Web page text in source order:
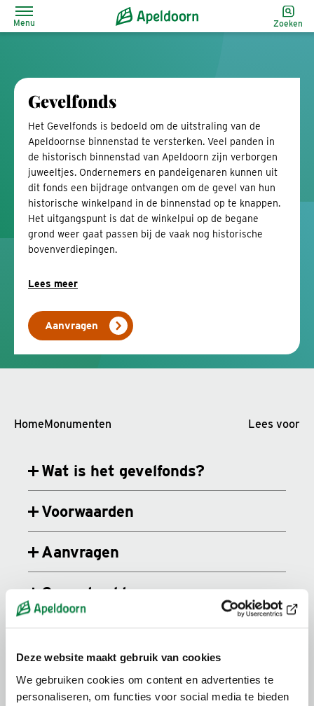
Deze website maakt gebruik van cookies
We gebruiken cookies om content en advertenties te
personaliseren, om functies voor social media te bieden
Menu Zoeken
Gevelfonds
Het Gevelfonds is bedoeld om de uitstraling van de
Apeldoornse binnenstad te versterken. Veel panden in
de historisch binnenstad van Apeldoorn zijn verborgen
juweeltjes. Ondernemers en pandeigenaren kunnen uit
dit fonds een bijdrage ontvangen om de gevel van hun
historische winkelpand in de binnenstad op te knappen.
Het uitgangspunt is dat de winkelpui op de begane
grond weer gaat passen bij de vaak nog historische
bovenverdiepingen.
Lees meer
Aanvragen
HomeMonumenten Lees voor
Wat is het gevelfonds?
Voorwaarden
Aanvragen
Gereedmelden